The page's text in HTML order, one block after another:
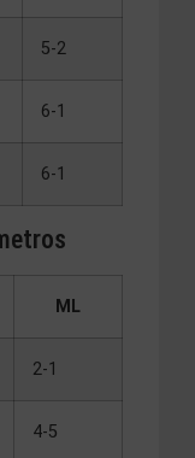
5-2
6-1
6-1
ML
2-1
4-5